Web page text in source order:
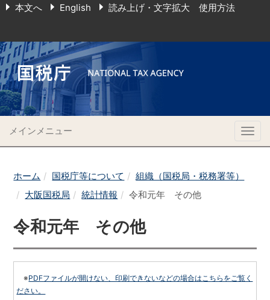
本文へ English 読み上げ・文字拡大 使用方法
メインメニュー
ホーム 国税庁等について
組織（国税局・税務署等）
大阪国税局
統計情報 令和元年 その他
令和元年 その他
※PDFファイルが開けない、印刷できないなどの場合はこちらをご覧く
ださい。